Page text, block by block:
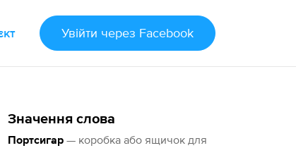
Увійти через Facebook
Значення слова
Портсигар — коробка або ящичок для